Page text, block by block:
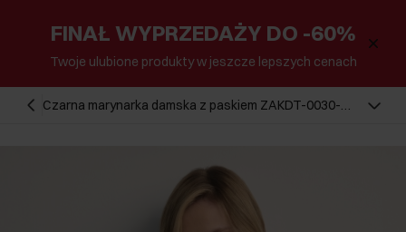
FINAŁ WYPRZEDAŻY DO -60%
Twoje ulubione produkty w jeszcze lepszych cenach
Czarna marynarka damska z paskiem ZAKDT-0030-